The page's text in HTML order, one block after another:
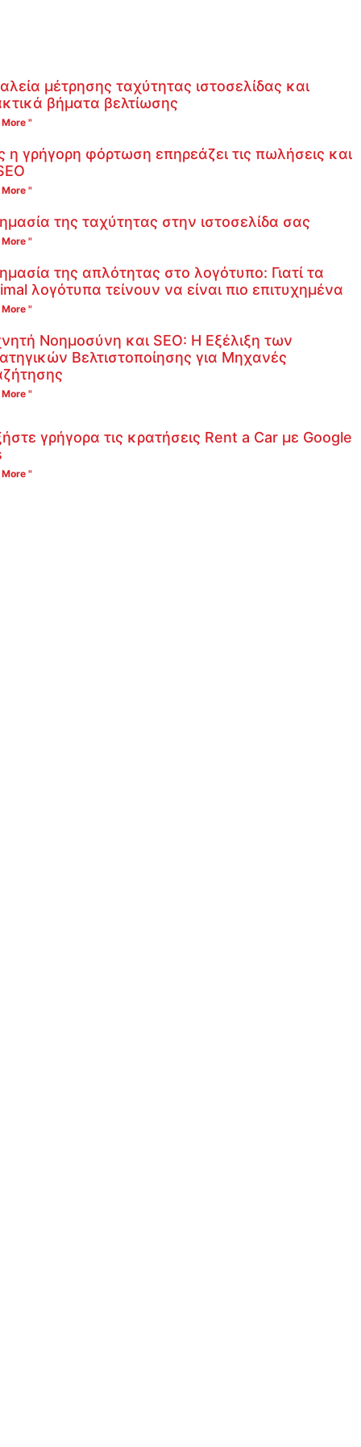
μέτρησης ταχύτητας ιστοσελίδας και
βήματα βελτίωσης
"
η γρήγορη φόρτωση επηρεάζει τις πωλήσεις και
"
της ταχύτητας στην ιστοσελίδα σας
"
της απλότητας στο λογότυπο: Γιατί τα
λογότυπα τείνουν να είναι πιο επιτυχημένα
"
Νοημοσύνη και SEO: Η Εξέλιξη των
Βελτιστοποίησης για Μηχανές
"
γρήγορα τις κρατήσεις Rent a Car με Google
"